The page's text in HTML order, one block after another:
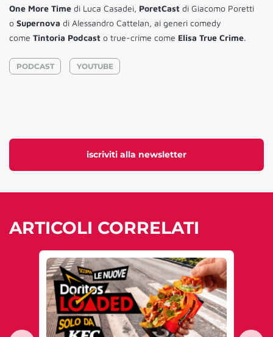
iscriviti alla newsletter
One More Time di Luca Casadei, PoretCast di Giacomo Poretti
o Supernova di Alessandro Cattelan, ai generi comedy
come Tintoria Podcast o true-crime come Elisa True Crime.
PODCAST YOUTUBE
ARTICOLI CORRELATI